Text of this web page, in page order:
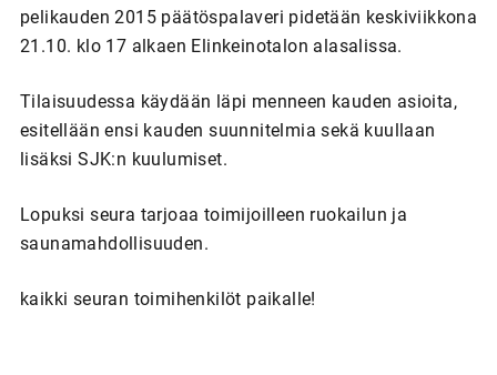
pelikauden 2015 päätöspalaveri pidetään keskiviikkona
21.10. klo 17 alkaen Elinkeinotalon alasalissa.
Tilaisuudessa käydään läpi menneen kauden asioita,
esitellään ensi kauden suunnitelmia sekä kuullaan
lisäksi SJK:n kuulumiset.
Lopuksi seura tarjoaa toimijoilleen ruokailun ja
saunamahdollisuuden.
kaikki seuran toimihenkilöt paikalle!